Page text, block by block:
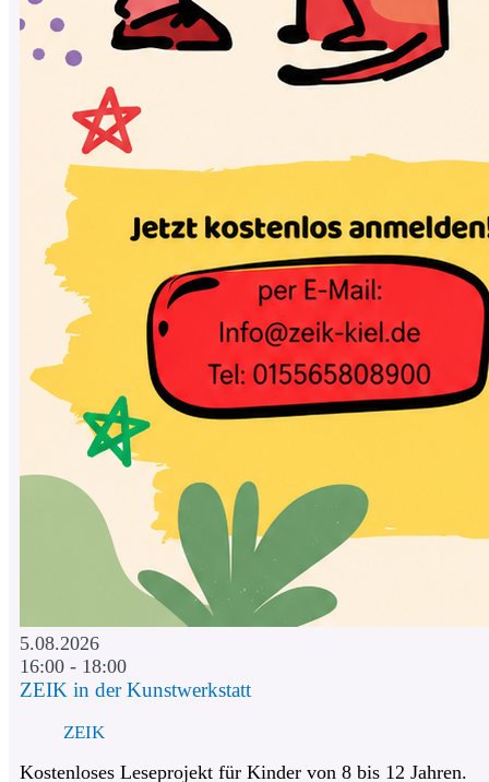
5.08.2026
16:00 - 18:00
ZEIK in der Kunstwerkstatt
ZEIK
Kostenloses Leseprojekt für Kinder von 8 bis 12 Jahren.